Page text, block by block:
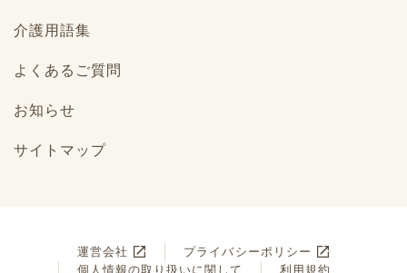
介護用語集
よくあるご質問
お知らせ
サイトマップ
運営会社
プライバシーポリシー
個人情報の取り扱いに関して
利用規約